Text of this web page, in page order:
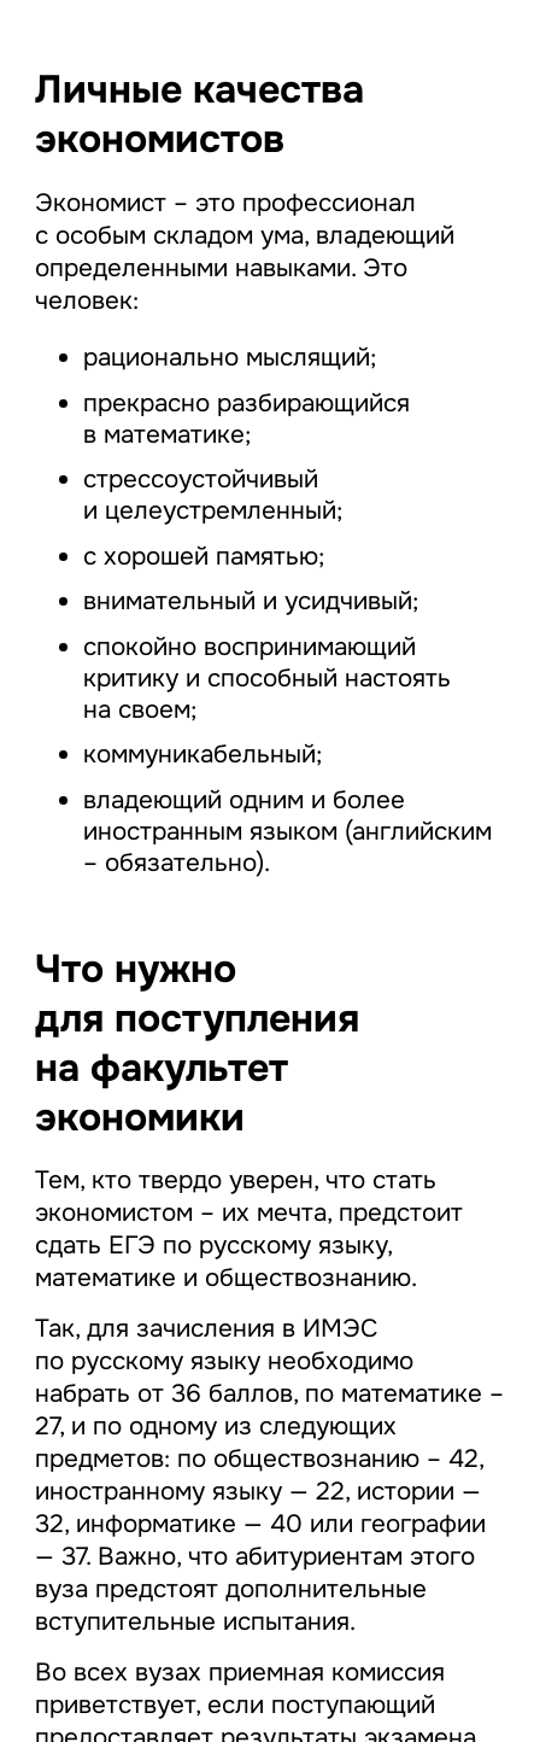
Личные качества
экономистов
Экономист – это профессионал
с особым складом ума, владеющий
определенными навыками. Это
человек:
рационально мыслящий;
прекрасно разбирающийся
в математике;
стрессоустойчивый
и целеустремленный;
с хорошей памятью;
внимательный и усидчивый;
спокойно воспринимающий
критику и способный настоять
на своем;
коммуникабельный;
владеющий одним и более
иностранным языком (английским
– обязательно).
Что нужно
для поступления
на факультет
экономики
Тем, кто твердо уверен, что стать
экономистом – их мечта, предстоит
сдать ЕГЭ по русскому языку,
математике и обществознанию.
Так, для зачисления в ИМЭС
по русскому языку необходимо
набрать от 36 баллов, по математике –
27, и по одному из следующих
предметов: по обществознанию – 42,
иностранному языку — 22, истории —
32, информатике — 40 или географии
— 37. Важно, что абитуриентам этого
вуза предстоят дополнительные
вступительные испытания.
Во всех вузах приемная комиссия
приветствует, если поступающий